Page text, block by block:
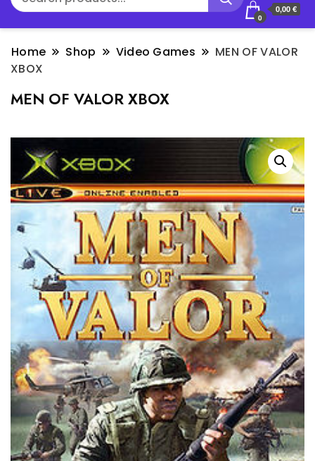
0
0,00 €
Home Shop Video Games
MEN OF VALOR
XBOX
MEN OF VALOR XBOX